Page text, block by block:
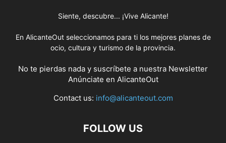
Siente, descubre... ¡Vive Alicante!
En AlicanteOut seleccionamos para ti los mejores planes de
ocio, cultura y turismo de la provincia.
No te pierdas nada y suscríbete a nuestra Newsletter
Anúnciate en AlicanteOut
Contact us: info@alicanteout.com
FOLLOW US